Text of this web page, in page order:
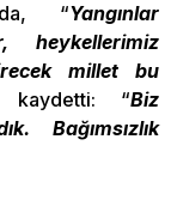
“Yangınlar
heykellerimiz
millet bu
kaydetti: “Biz
Bağımsızlık